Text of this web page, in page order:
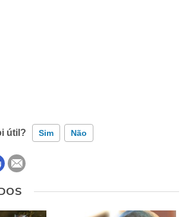
útil? Sim Não
informação incorreta
tem a informação que procuro